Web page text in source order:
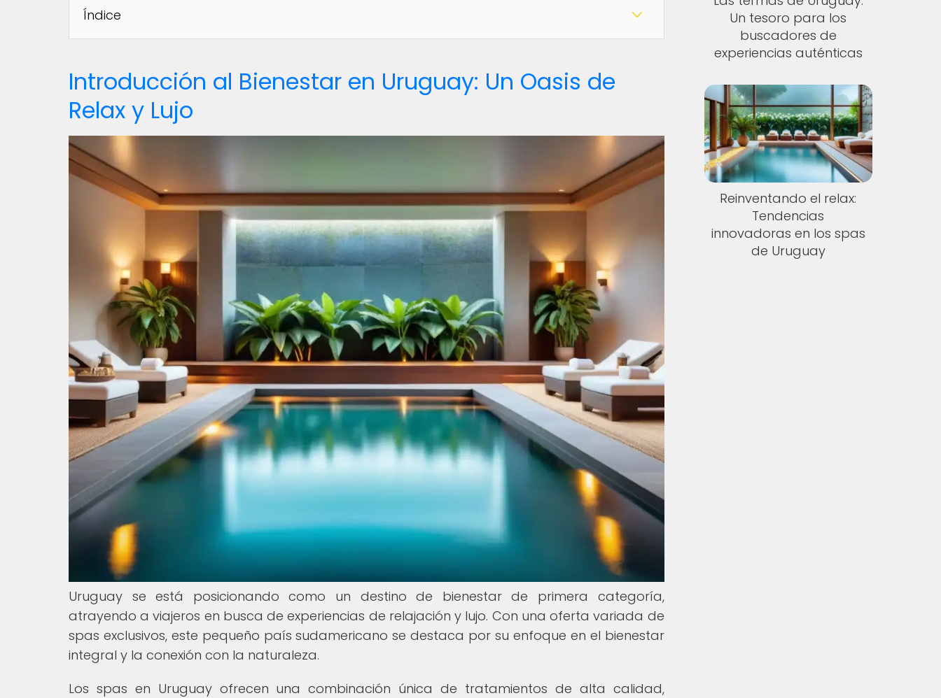
Índice
Introducción al Bienestar en Uruguay: Un Oasis de
Relax y Lujo
Uruguay se está posicionando como un destino de bienestar de primera categoría,
atrayendo a viajeros en busca de experiencias de relajación y lujo. Con una oferta variada de
spas exclusivos, este pequeño país sudamericano se destaca por su enfoque en el bienestar
integral y la conexión con la naturaleza.
Los spas en Uruguay ofrecen una combinación única de tratamientos de alta calidad,
Un tesoro para los
buscadores de
experiencias auténticas
Reinventando el relax:
Tendencias
innovadoras en los spas
de Uruguay